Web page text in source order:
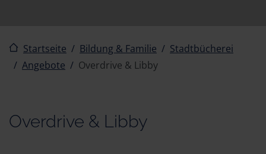
Startseite Bildung & Familie
Stadtbücherei
Angebote
Overdrive & Libby
Overdrive & Libby